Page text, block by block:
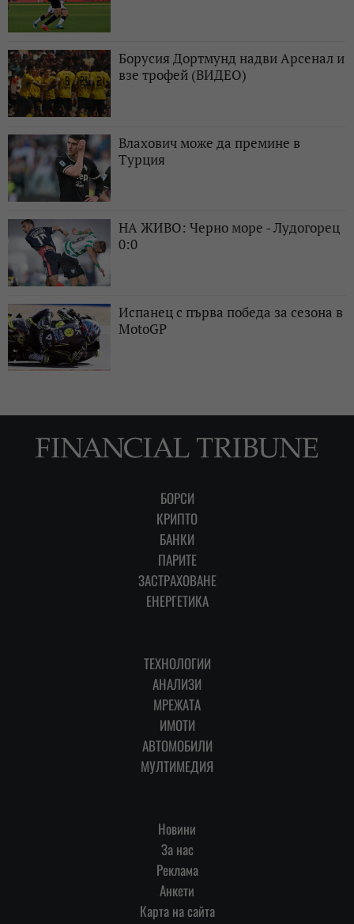
Борусия Дортмунд надви Арсенал и
взе трофей (ВИДЕО)
Влахович може да премине в
Турция
НА ЖИВО: Черно море - Лудогорец
0:0
Испанец с първа победа за сезона в
MotoGP
БОРСИ
КРИПТО
БАНКИ
ПАРИТЕ
ЗАСТРАХОВАНЕ
ЕНЕРГЕТИКА
ТЕХНОЛОГИИ
АНАЛИЗИ
МРЕЖАТА
ИМОТИ
АВТОМОБИЛИ
МУЛТИМЕДИЯ
Новини
За нас
Реклама
Анкети
Карта на сайта